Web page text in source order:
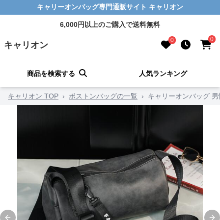
キャリーオンバッグ専門通販サイト キャリオン
6,000円以上のご購入で送料無料
キャリオン 0 0
商品を検索する 人気ランキング
キャリオン TOP › ボストンバッグの一覧 › キャリーオンバッグ